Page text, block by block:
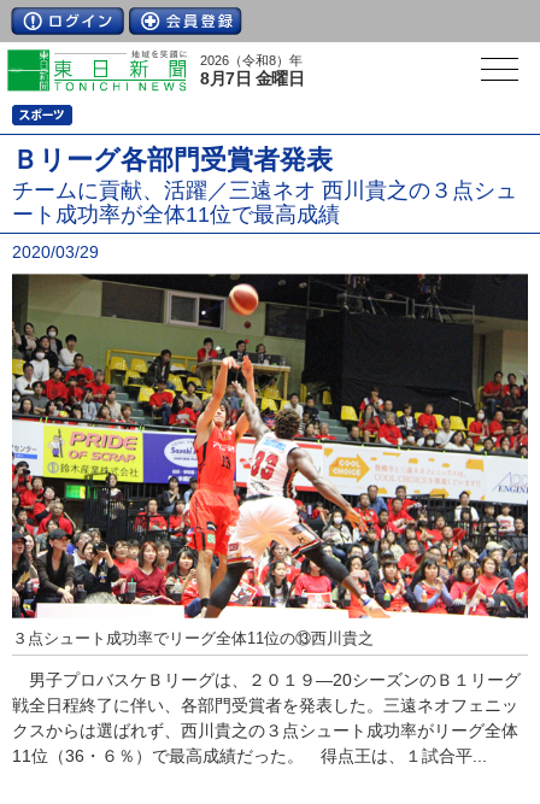
2026（令和8）年
8月7日 金曜日
Ｂリーグ各部門受賞者発表
チームに貢献、活躍／三遠ネオ 西川貴之の３点シュ
ート成功率が全体11位で最高成績
2020/03/29
３点シュート成功率でリーグ全体11位の⑬西川貴之
男子プロバスケＢリーグは、２０１９―20シーズンのＢ１リーグ
戦全日程終了に伴い、各部門受賞者を発表した。三遠ネオフェニッ
クスからは選ばれず、西川貴之の３点シュート成功率がリーグ全体
11位（36・６％）で最高成績だった。 得点王は、１試合平...